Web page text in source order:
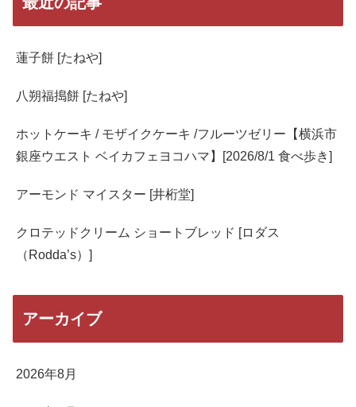
蓮子餅 [たねや]
八朔福搗餅 [たねや]
ホットケーキ / モザイクケーキ /フルーツゼリー【横浜市
銀座ウエスト ベイカフェヨコハマ】[2026/8/1 食べ歩き]
アーモンド マイスター [井桁堂]
クロテッドクリーム ショートブレッド [ロダス
（Rodda’s）]
アーカイブ
2026年8月